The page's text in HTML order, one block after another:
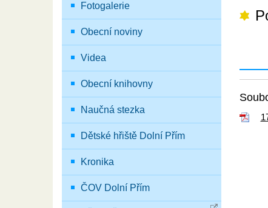
Fotogalerie
Obecní noviny
Videa
Obecní knihovny
Naučná stezka
Dětské hřiště Dolní Přím
Kronika
ČOV Dolní Přím